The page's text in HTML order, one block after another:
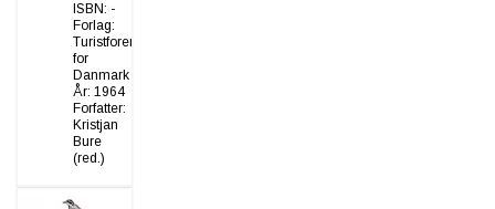
ISBN: -
Forlag:
Turistforeningen
for
Danmark
År: 1964
Forfatter:
Kristjan
Bure
(red.)